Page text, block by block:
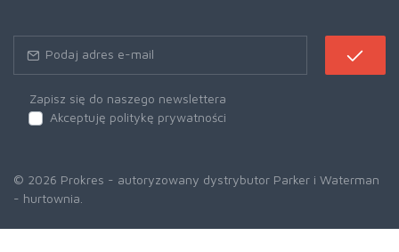
Zapisz się do naszego newslettera
Akceptuję politykę prywatności
© 2026 Prokres - autoryzowany dystrybutor Parker i Waterman
- hurtownia.